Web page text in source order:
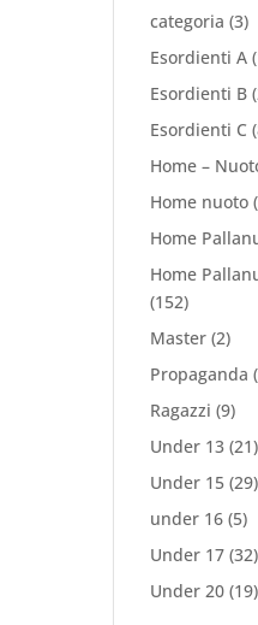
categoria (3)
Esordienti A
Esordienti B
Esordienti C
Home –
Home nuoto
Home
Home
(152)
Master(2)
Propaganda
Ragazzi (9)
Under 13(21)
Under 15(29)
under 16(5)
Under 17(32)
Under 20(19)